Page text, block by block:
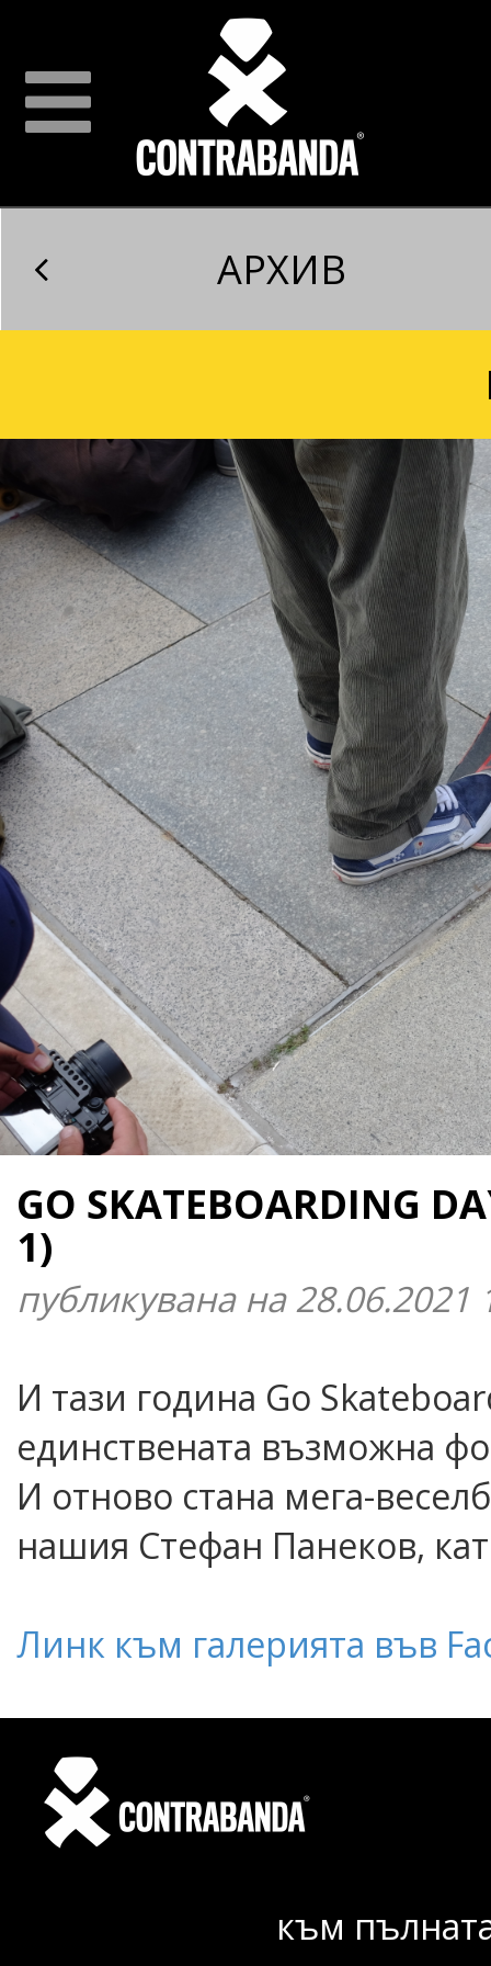
АРХИВ
GO SKATEBOARDING
1)
публикувана на
И тази година Go
единствената възможна
И отново стана мега-
нашия Стефан Панеков,
Линк към галерията във
към